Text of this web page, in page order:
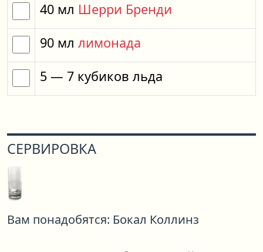
40 мл Шерри Бренди
90 мл лимонада
5 — 7 кубиков льда
СЕРВИРОВКА
Вам понадобятся: Бокал Коллинз